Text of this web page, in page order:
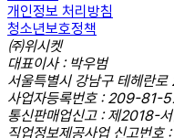
개인정보 처리방침
청소년보호정책
㈜위시켓
대표이사 : 박우범
서울특별시 강남구 테헤란
사업자등록번호 : 209-81-
통신판매업신고 : 제2018-
직업정보제공사업 신고번